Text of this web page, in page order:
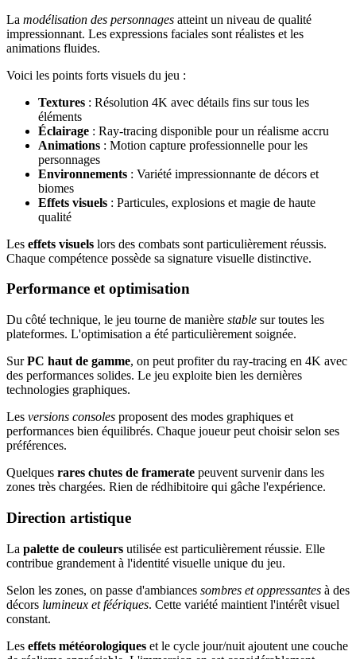
La modélisation des personnages atteint un niveau de qualité
impressionnant. Les expressions faciales sont réalistes et les
animations fluides.
Voici les points forts visuels du jeu :
Textures : Résolution 4K avec détails fins sur tous les
éléments
Éclairage : Ray-tracing disponible pour un réalisme accru
Animations : Motion capture professionnelle pour les
personnages
Environnements : Variété impressionnante de décors et
biomes
Effets visuels : Particules, explosions et magie de haute
qualité
Les effets visuels lors des combats sont particulièrement réussis.
Chaque compétence possède sa signature visuelle distinctive.
Performance et optimisation
Du côté technique, le jeu tourne de manière stable sur toutes les
plateformes. L'optimisation a été particulièrement soignée.
SurPC haut de gamme, on peut profiter du ray-tracing en 4K avec
des performances solides. Le jeu exploite bien les dernières
technologies graphiques.
Les versions consoles proposent des modes graphiques et
performances bien équilibrés. Chaque joueur peut choisir selon ses
préférences.
Quelques rares chutes de framerate peuvent survenir dans les
zones très chargées. Rien de rédhibitoire qui gâche l'expérience.
Direction artistique
La palette de couleurs utilisée est particulièrement réussie. Elle
contribue grandement à l'identité visuelle unique du jeu.
Selon les zones, on passe d'ambiances sombres et oppressantes à des
décors lumineux et féériques. Cette variété maintient l'intérêt visuel
constant.
Les effets météorologiques et le cycle jour/nuit ajoutent une couche